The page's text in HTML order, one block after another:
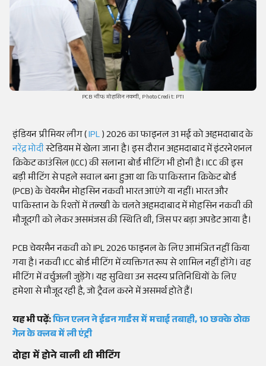
PCB चीफ मोहसिन नकवी, Photo Credit: PTI
इंडियन प्रीमियर लीग (IPL) 2026 का फाइनल 31 मई को अहमदाबाद के
नरेंद्र मोदीस्टेडियम में खेला जाना है। इस दौरान अहमदाबाद में इंटरनेशनल
क्रिकेट काउंसिल (ICC) की सलाना बोर्ड मीटिंग भी होनी है। ICC की इस
बड़ी मीटिंग से पहले सवाल बना हुआ था कि पाकिस्तान क्रिकेट बोर्ड
(PCB) के चेयरमैन मोहसिन नकवी भारत आएंगे या नहीं। भारत और
पाकिस्तान के रिश्तों में तल्खी के चलते अहमदाबाद में मोहसिन नकवी की
मौजूदगी को लेकर असमंजस की स्थिति थी, जिस पर बड़ा अपडेट आया है।
PCB चेयरमैन नकवी को IPL 2026 फाइनल के लिए आमंत्रित नहीं किया
गया है। नकवी ICC बोर्ड मीटिंग में व्यक्तिगत रूप से शामिल नहीं होंगे। वह
मीटिंग में वर्चुअली जुड़ेंगे। यह सुविधा उन सदस्य प्रतिनिधियों के लिए
हमेशा से मौजूद रही है, जो ट्रैवल करने में असमर्थ होते हैं।
यह भी पढ़ें:फिन एलन ने ईडन गार्डंस में मचाई तबाही, 10 छक्के ठोक
गेल के क्लब में ली एंट्री
दोहा में होने वाली थी मीटिंग